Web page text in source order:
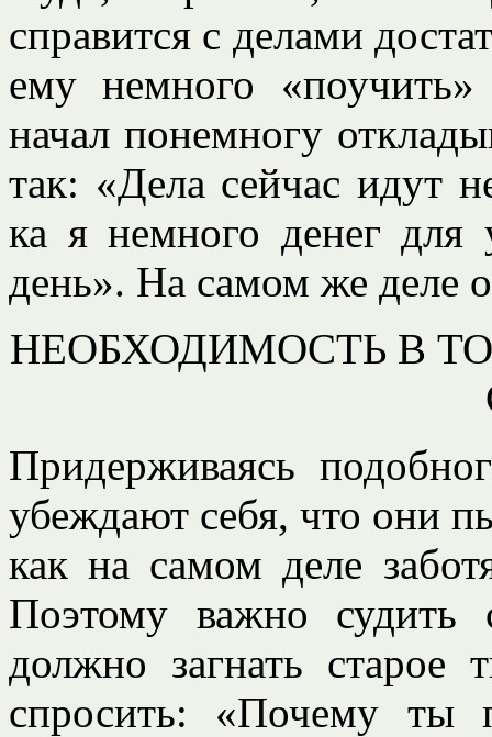
справится с делами
ему немного
начал понемногу
так: «Дела сейчас идут
ка я немного денег
день». На самом же деле
НЕОБХОДИМОСТЬ В
Придерживаясь
убеждают себя, что они
как на самом деле
Поэтому важно судить
должно загнать старое
спросить: «Почему ты